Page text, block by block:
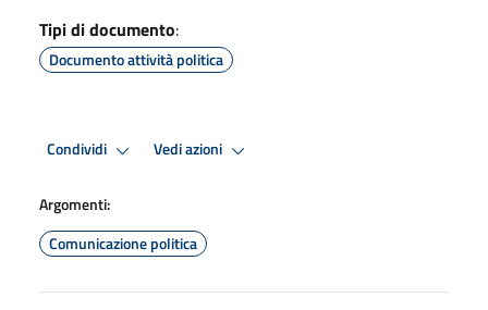
Tipi di documento:
Documento attività politica
Condividi Vedi azioni
Argomenti:
Comunicazione politica